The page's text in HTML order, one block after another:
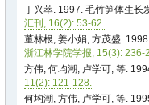
丁兴萃. 1997. 毛竹笋体生长
汇刊, 16(2): 53-62.
董林根, 姜小娟, 方茂盛.
浙江林学院学报, 15(3): 236-
方伟, 何均潮, 卢学可, 等.
11(2): 121-128.
何均潮, 方伟, 卢学可, 等.